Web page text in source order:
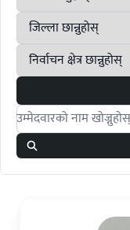
Search candidates